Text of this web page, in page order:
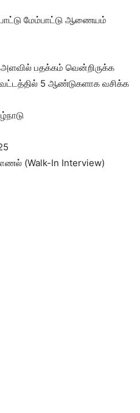
மேம்பாட்டு ஆணையம்
அளவில் பதக்கம் வென்றிருக்க
5 ஆண்டுகளாக வசிக்க
(Walk-In Interview)